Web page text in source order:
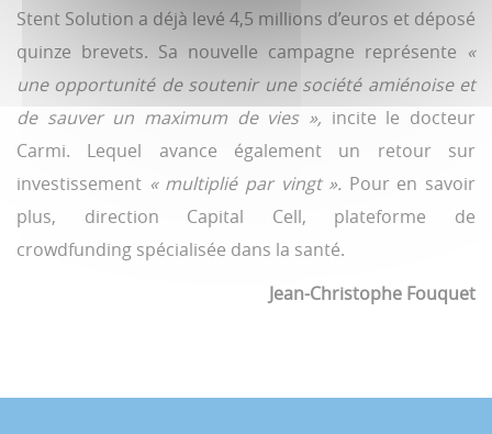
Stent Solution a déjà levé 4,5 millions d’euros et déposé
quinze brevets. Sa nouvelle campagne représente «
une opportunité de soutenir une société amiénoise et
de sauver un maximum de vies », incite le docteur
Carmi. Lequel avance également un retour sur
investissement « multiplié par vingt ». Pour en savoir
plus, direction Capital Cell, plateforme de
crowdfunding spécialisée dans la santé.
Jean-Christophe Fouquet